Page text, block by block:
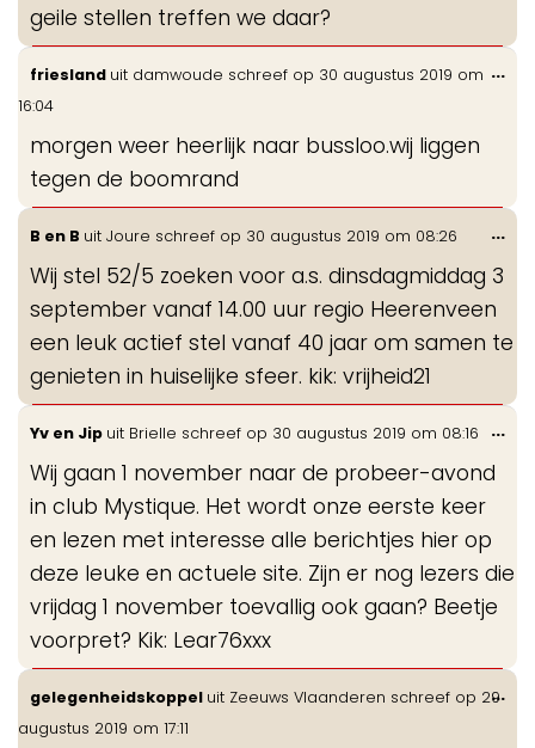
geile stellen treffen we daar?
friesland uit damwoude schreef op 30 augustus 2019 om
16:04
morgen weer heerlijk naar bussloo.wij liggen
tegen de boomrand
...
B en B uit Joure schreef op 30 augustus 2019 om 08:26
Wij stel 52/5 zoeken voor a.s. dinsdagmiddag 3
september vanaf 14.00 uur regio Heerenveen
een leuk actief stel vanaf 40 jaar om samen te
genieten in huiselijke sfeer. kik: vrijheid21
...
Yv en Jip uit Brielle schreef op 30 augustus 2019 om 08:16
Wij gaan 1 november naar de probeer-avond
in club Mystique. Het wordt onze eerste keer
en lezen met interesse alle berichtjes hier op
deze leuke en actuele site. Zijn er nog lezers die
vrijdag 1 november toevallig ook gaan? Beetje
voorpret? Kik: Lear76xxx
...
gelegenheidskoppel uit Zeeuws Vlaanderen schreef op 29
augustus 2019 om 17:11
...